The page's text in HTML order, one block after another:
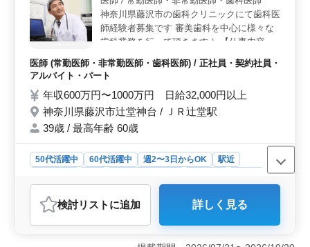
とスキルに見合った報酬。雇用・労災・健康・厚生と福
利厚生も整えております。残業も月平均10時間と少なめ
です。
神奈川県藤沢市の歯科クリニックにて歯科医
師経験者募集です 審美歯科を中心に様々な
歯科業務を行って頂きます☆ 【仕事内容】
・一般歯科 ・矯正歯科 ・口腔外科 ・審美歯
科 ・インプラント ＊その他、付随する業務
もあり ＊特徴 ・通勤手当実費支給 ・賞与制
度あり ・50代60代歓迎 アットホームな職場
です 駅そばの建物内にある為、非常に通い
やすい環境となっています♪ 年齢ではなく経
からのご応募お待ちしております！
医師 (常勤医師・非常勤医師・歯科医師) / 正社員・契約社員・
アルバイト・パート
年収600万円〜1000万円 日給32,000円以上
神奈川県藤沢市辻堂神台 / ＪＲ辻堂駅
39歳 / 最高年齢 60歳
50代活躍中 60代活躍中 週2〜3日からOK
駅近
おすすめポイント
＜50代ドクター歓迎＞ 神奈川県藤沢市辻堂神台に位置
する歯科クリニックが、歯科経験のある50代のドクター
検討リスト に追加 詳しく見る